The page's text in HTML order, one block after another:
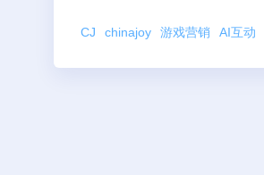
CJ chinajoy 游戏营销 AI互动